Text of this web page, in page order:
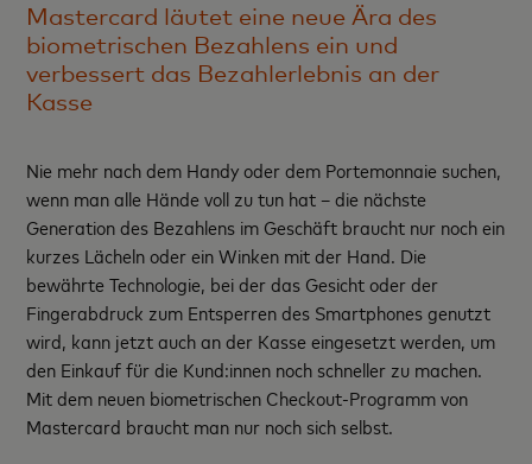
Mastercard läutet eine neue Ära des
biometrischen Bezahlens ein und
verbessert das Bezahlerlebnis an der
Kasse
Nie mehr nach dem Handy oder dem Portemonnaie suchen,
wenn man alle Hände voll zu tun hat – die nächste
Generation des Bezahlens im Geschäft braucht nur noch ein
kurzes Lächeln oder ein Winken mit der Hand. Die
bewährte Technologie, bei der das Gesicht oder der
Fingerabdruck zum Entsperren des Smartphones genutzt
wird, kann jetzt auch an der Kasse eingesetzt werden, um
den Einkauf für die Kund:innen noch schneller zu machen.
Mit dem neuen biometrischen Checkout-Programm von
Mastercard braucht man nur noch sich selbst.